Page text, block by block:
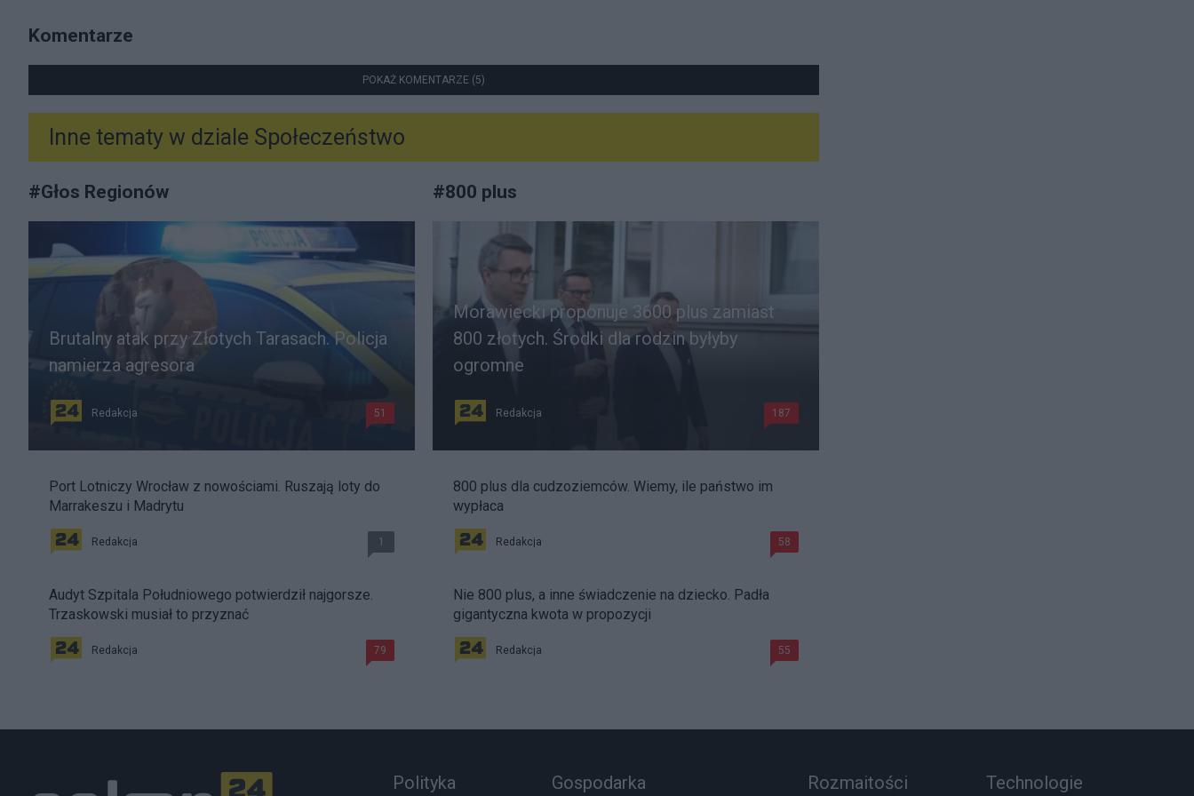
Komentarze
POKAŻ KOMENTARZE (5)
Inne tematy w dziale Społeczeństwo
#Głos Regionów
Brutalny atak przy Złotych Tarasach. Policja
namierza agresora
Redakcja 51
Port Lotniczy Wrocław z nowościami. Ruszają loty do
Marrakeszu i Madrytu
Redakcja 1
Audyt Szpitala Południowego potwierdził najgorsze.
Trzaskowski musiał to przyznać
Redakcja 79
#800 plus
Morawiecki proponuje 3600 plus zamiast
800 złotych. Środki dla rodzin byłyby
ogromne
Redakcja 187
800 plus dla cudzoziemców. Wiemy, ile państwo im
wypłaca
Redakcja 58
Nie 800 plus, a inne świadczenie na dziecko. Padła
gigantyczna kwota w propozycji
Redakcja 55
Polityka Gospodarka Rozmaitości Technologie